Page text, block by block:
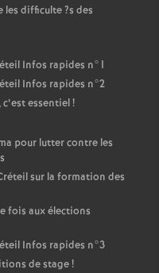
les difficulte?s des
Infos rapides n°1
Infos rapides n°2
essentiel!
pour lutter contre les
sur la formation des
fois aux élections
Infos rapides n°3
de stage!